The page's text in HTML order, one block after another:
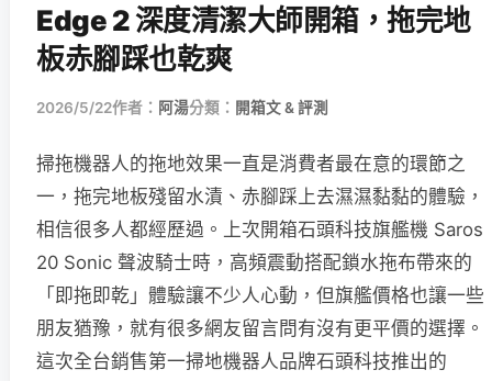
Edge 2 深度清潔大師開箱，拖完地
板赤腳踩也乾爽
2026/5/22作者： 阿湯分類： 開箱文 & 評測
掃拖機器人的拖地效果一直是消費者最在意的環節之
一，拖完地板殘留水漬、赤腳踩上去濕濕黏黏的體驗，
相信很多人都經歷過。上次開箱石頭科技旗艦機 Saros
20 Sonic 聲波騎士時，高頻震動搭配鎖水拖布帶來的
「即拖即乾」體驗讓不少人心動，但旗艦價格也讓一些
朋友猶豫，就有很多網友留言問有沒有更平價的選擇。
這次全台銷售第一掃地機器人品牌石頭科技推出的